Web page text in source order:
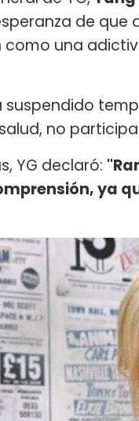
de que
como una
suspendido
no
YG declaró:
ya